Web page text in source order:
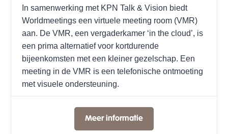
In samenwerking met KPN Talk & Vision biedt
Worldmeetings een virtuele meeting room (VMR)
aan. De VMR, een vergaderkamer ‘in the cloud’, is
een prima alternatief voor kortdurende
bijeenkomsten met een kleiner gezelschap. Een
meeting in de VMR is een telefonische ontmoeting
met visuele ondersteuning.
Meer informatie